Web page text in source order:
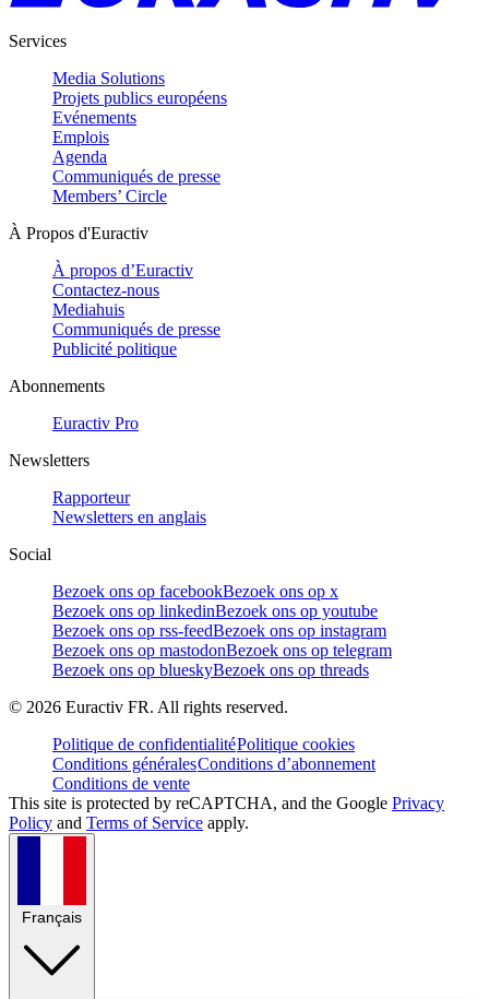
Services
Media Solutions
Projets publics européens
Evénements
Emplois
Agenda
Communiqués de presse
Members’ Circle
À Propos d'Euractiv
À propos d’Euractiv
Contactez-nous
Mediahuis
Communiqués de presse
Publicité politique
Abonnements
Euractiv Pro
Newsletters
Rapporteur
Newsletters en anglais
Social
Bezoek ons op facebookBezoek ons op x
Bezoek ons op linkedinBezoek ons op youtube
Bezoek ons op rss-feedBezoek ons op instagram
Bezoek ons op mastodonBezoek ons op telegram
Bezoek ons op blueskyBezoek ons op threads
© 2026 Euractiv FR. All rights reserved.
Politique de confidentialitéPolitique cookies
Conditions généralesConditions d’abonnement
Conditions de vente
This site is protected by reCAPTCHA, and the Google Privacy
Policy and Terms of Service apply.
Français